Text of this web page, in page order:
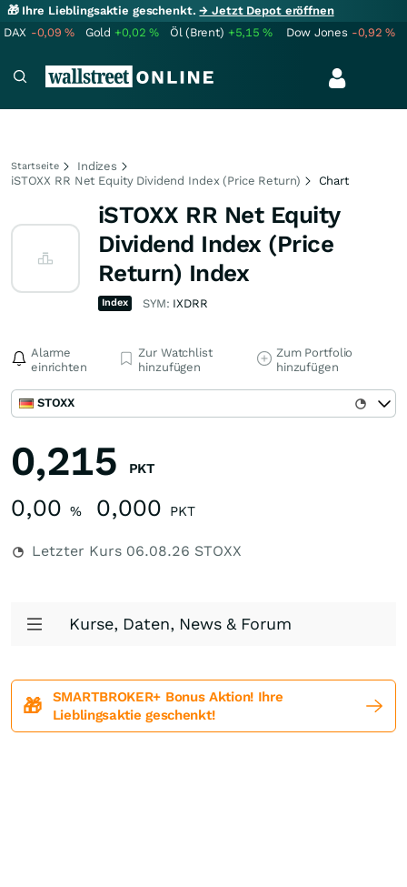
🎁 Ihre Lieblingsaktie geschenkt.→ Jetzt Depot eröffnen
DAX -0,09% Gold +0,02% Öl (Brent) +5,15% Dow Jones -0,92%
Startseite
Indizes
iSTOXX RR Net Equity Dividend Index (Price Return)
Chart
iSTOXX RR Net Equity
Dividend Index (Price
Return) Index
Index SYM: IXDRR
Alarme
einrichten
Zur Watchlist
hinzufügen
Zum Portfolio
hinzufügen
STOXX
0,215 PKT
0,00 % 0,000 PKT
Letzter Kurs 06.08.26 STOXX
Kurse, Daten, News & Forum
🎁
SMARTBROKER+ Bonus Aktion! Ihre
Lieblingsaktie geschenkt!